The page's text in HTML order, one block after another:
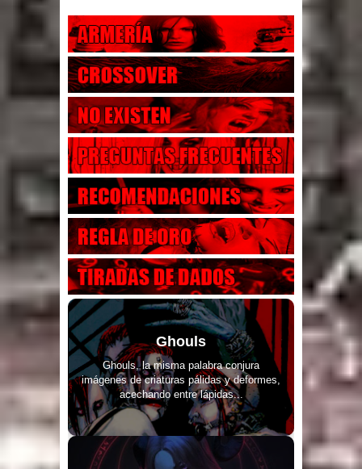
Ghouls
Ghouls, la misma palabra conjura
imágenes de criaturas pálidas y deformes,
acechando entre lápidas...